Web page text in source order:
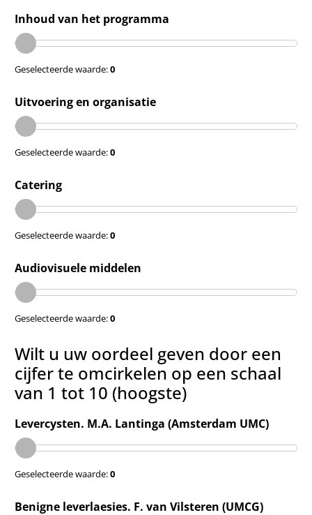
Inhoud van het programma
Geselecteerde waarde:0
Uitvoering en organisatie
Geselecteerde waarde:0
Catering
Geselecteerde waarde:0
Audiovisuele middelen
Geselecteerde waarde:0
Wilt u uw oordeel geven door een
cijfer te omcirkelen op een schaal
van 1 tot 10 (hoogste)
Levercysten. M.A. Lantinga (Amsterdam UMC)
Geselecteerde waarde:0
Benigne leverlaesies. F. van Vilsteren (UMCG)